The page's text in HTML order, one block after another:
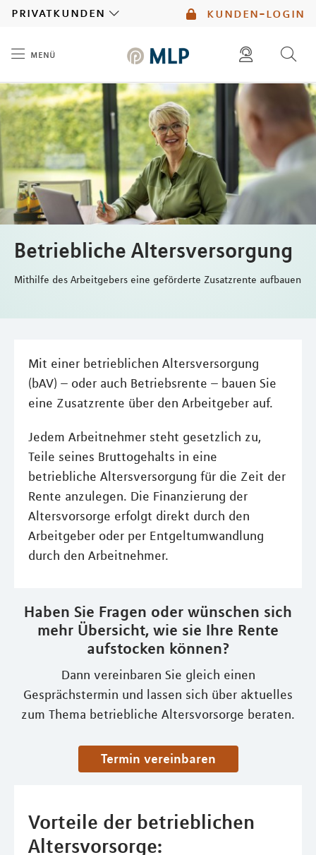
kunden-login
privatkunden
menü
diese website durchsuchen
mlp berater finden
Inhalt
Betriebliche Altersversorgung
Mithilfe des Arbeitgebers eine geförderte Zusatzrente aufbauen
Mit einer betrieblichen Altersversorgung
(bAV) – oder auch Betriebsrente – bauen Sie
eine Zusatzrente über den Arbeitgeber auf.
Jedem Arbeitnehmer steht gesetzlich zu,
Teile seines Bruttogehalts in eine
betriebliche Altersversorgung für die Zeit der
Rente anzulegen. Die Finanzierung der
Altersvorsorge erfolgt direkt durch den
Arbeitgeber oder per Entgeltumwandlung
durch den Arbeitnehmer.
Haben Sie Fragen oder wünschen sich
mehr Übersicht, wie sie Ihre Rente
aufstocken können?
Dann vereinbaren Sie gleich einen
Gesprächstermin und lassen sich über aktuelles
zum Thema betriebliche Altersvorsorge beraten.
Termin vereinbaren
Vorteile der betrieblichen
Altersvorsorge: